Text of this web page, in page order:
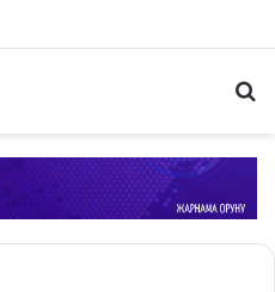
СИЗОго камакка алынды